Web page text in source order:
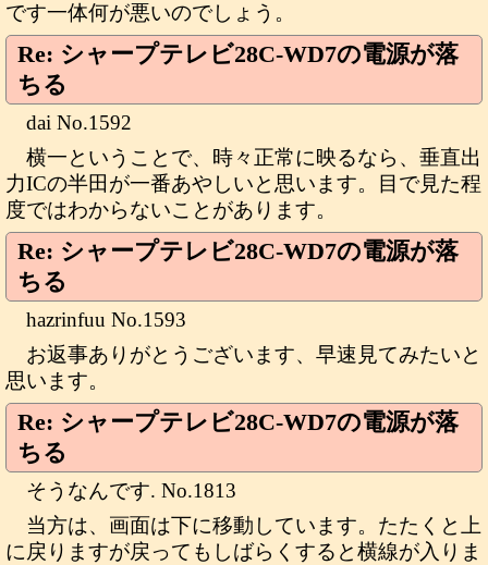
です一体何が悪いのでしょう。
Re: シャープテレビ28C-WD7の電源が落
ちる
dai No.1592
横一ということで、時々正常に映るなら、垂直出
力ICの半田が一番あやしいと思います。目で見た程
度ではわからないことがあります。
Re: シャープテレビ28C-WD7の電源が落
ちる
hazrinfuu No.1593
お返事ありがとうございます、早速見てみたいと
思います。
Re: シャープテレビ28C-WD7の電源が落
ちる
そうなんです. No.1813
当方は、画面は下に移動しています。たたくと上
に戻りますが戻ってもしばらくすると横線が入りま